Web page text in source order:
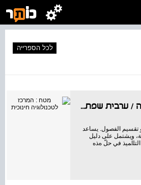
לכל הספרייה
/ ערבית שפתינו
و ﺗﻘﺴﻴﻢ الفصول. ﻳﺴﺎﻋﺪ
ويشتمل ﻋﻠﻰ دﻟﻴﻞ
في حلّ هﺬﻩ